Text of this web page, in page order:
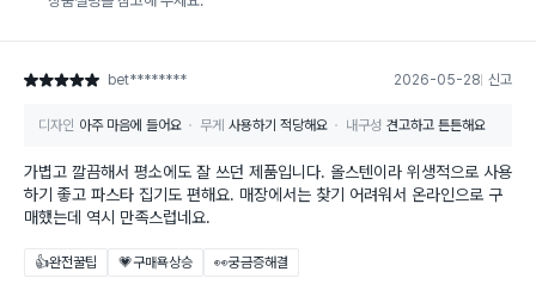
별점 5점 bet******** 2026-05-28 신고
디자인 아주 마음에 들어요 무게 사용하기 적당해요 내구성 견고하고 튼튼해요
가볍고 깔끔해서 평소에도 잘 쓰던 제품입니다. 올스텐이라 위생적으로 사용
하기 좋고 파스타 집기도 편해요. 매장에서는 찾기 어려워서 온라인으로 구
매했는데 역시 만족스럽네요.
👍완전꿀팁 💗구매욕상승 👀궁금증해결